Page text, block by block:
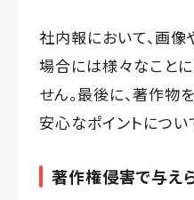
社内報において、画
場合には様々なこと
せん。最後に、著作物
安心なポイントについ
著作権侵害で与え